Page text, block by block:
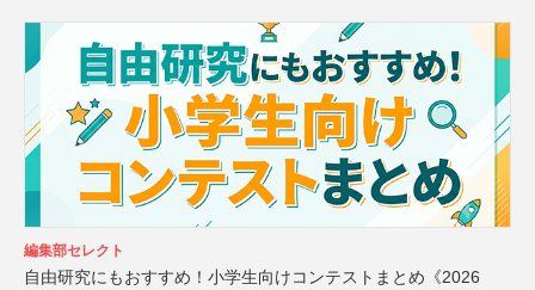
編集部セレクト
自由研究にもおすすめ！小学生向けコンテストまとめ《2026